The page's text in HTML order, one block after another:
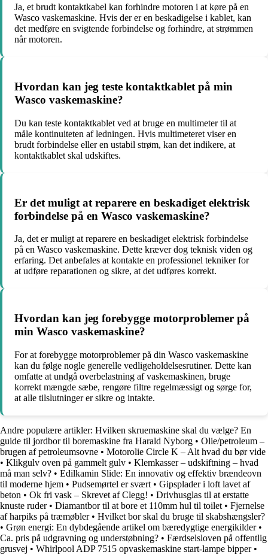
Ja, et brudt kontaktkabel kan forhindre motoren i at køre på en
Wasco vaskemaskine. Hvis der er en beskadigelse i kablet, kan
det medføre en svigtende forbindelse og forhindre, at strømmen
når motoren.
Hvordan kan jeg teste kontaktkablet på min
Wasco vaskemaskine?
Du kan teste kontaktkablet ved at bruge en multimeter til at
måle kontinuiteten af ledningen. Hvis multimeteret viser en
brudt forbindelse eller en ustabil strøm, kan det indikere, at
kontaktkablet skal udskiftes.
Er det muligt at reparere en beskadiget elektrisk
forbindelse på en Wasco vaskemaskine?
Ja, det er muligt at reparere en beskadiget elektrisk forbindelse
på en Wasco vaskemaskine. Dette kræver dog teknisk viden og
erfaring. Det anbefales at kontakte en professionel tekniker for
at udføre reparationen og sikre, at det udføres korrekt.
Hvordan kan jeg forebygge motorproblemer på
min Wasco vaskemaskine?
For at forebygge motorproblemer på din Wasco vaskemaskine
kan du følge nogle generelle vedligeholdelsesrutiner. Dette kan
omfatte at undgå overbelastning af vaskemaskinen, bruge
korrekt mængde sæbe, rengøre filtre regelmæssigt og sørge for,
at alle tilslutninger er sikre og intakte.
Andre populære artikler: Hvilken skruemaskine skal du vælge? En
guide til jordbor til boremaskine fra Harald Nyborg • Olie/petroleum –
brugen af petroleumsovne • Motorolie Circle K – Alt hvad du bør vide
• Klikgulv oven på gammelt gulv • Klemkasser – udskiftning – hvad
må man selv? • Edilkamin Slide: En innovativ og effektiv brændeovn
til moderne hjem • Pudsemørtel er svært • Gipsplader i loft lavet af
beton • Ok fri vask – Skrevet af Clegg! • Drivhusglas til at erstatte
knuste ruder• Diamantbor til at bore et 110mm hul til toilet • Fjernelse
af harpiks på træmøbler• Hvilket bor skal du bruge til skabshængsler?
• Grøn energi: En dybdegående artikel om bæredygtige energikilder•
Ca. pris på udgravning og understøbning? • Færdselsloven på offentlig
grusvej • Whirlpool ADP 7515 opvaskemaskine start-lampe bipper•